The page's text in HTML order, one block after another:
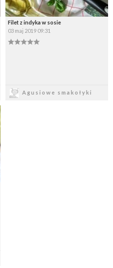
Filet z indyka w sosie
03 maj 2019 09:31
Agusiowe smakołyki